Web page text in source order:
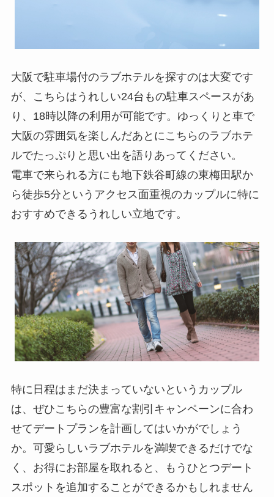
大阪で駐車場付のラブホテルを探すのは大変です
が、こちらはうれしい24台もの駐車スペースがあ
り、18時以降の利用が可能です。ゆっくりと車で
大阪の雰囲気を楽しんだあとにこちらのラブホテ
ルでたっぷりと思い出を語りあってください。
電車で来られる方にも地下鉄谷町線の東梅田駅か
ら徒歩5分というアクセス面重視のカップルに特に
おすすめできるうれしい立地です。
特に日程はまだ決まっていないというカップル
は、ぜひこちらの豊富な割引キャンペーンに合わ
せてデートプランを計画してはいかがでしょう
か。可愛らしいラブホテルを満喫できるだけでな
く、お得にお部屋を取れると、もうひとつデート
スポットを追加することができるかもしれません